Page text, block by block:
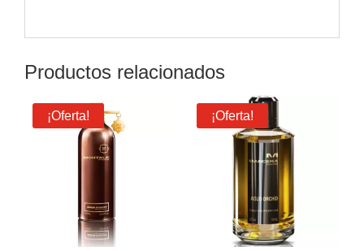
Productos relacionados
¡Oferta! ¡Oferta!